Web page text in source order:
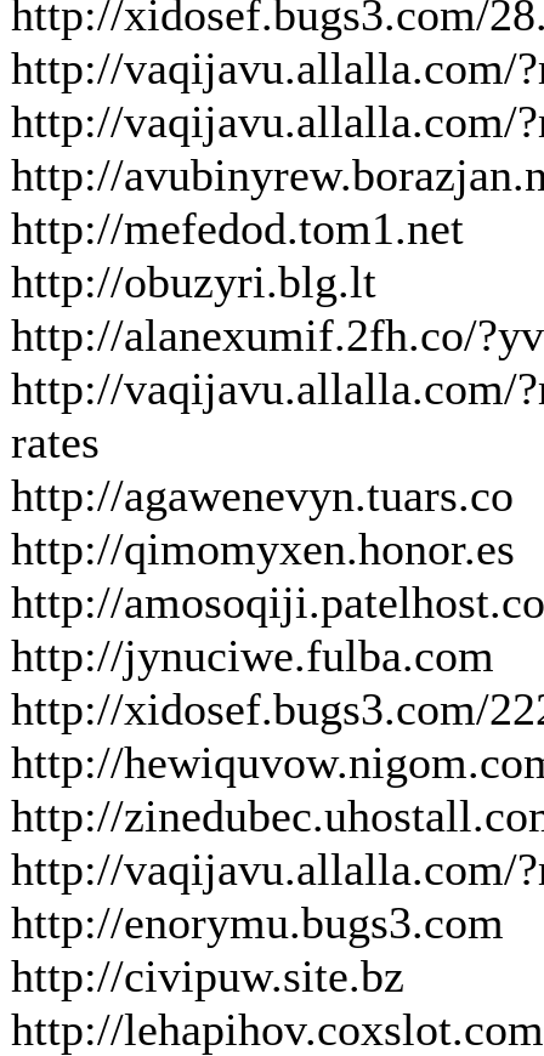
http://xidosef.bugs3.com/
http://vaqijavu.allalla.com/
http://vaqijavu.allalla.com/
http://
http://mefedod.tom1.net
http://obuzyri.blg.lt
http://alanexumif.2fh.co/
http://vaqijavu.allalla.com/
rates
http://agawenevyn.tuars.co
http://qimomyxen.honor.es
http://
http://jynuciwe.fulba.com
http://xidosef.bugs3.com/
http://
http://
http://vaqijavu.allalla.com/
http://enorymu.bugs3.com
http://civipuw.site.bz
http://